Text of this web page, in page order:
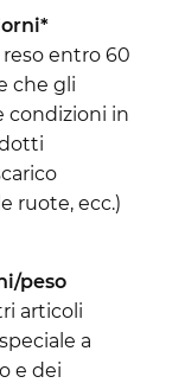
entro 60
che gli
condizioni in
ruote, ecc.)
peso
articoli
a
e dei